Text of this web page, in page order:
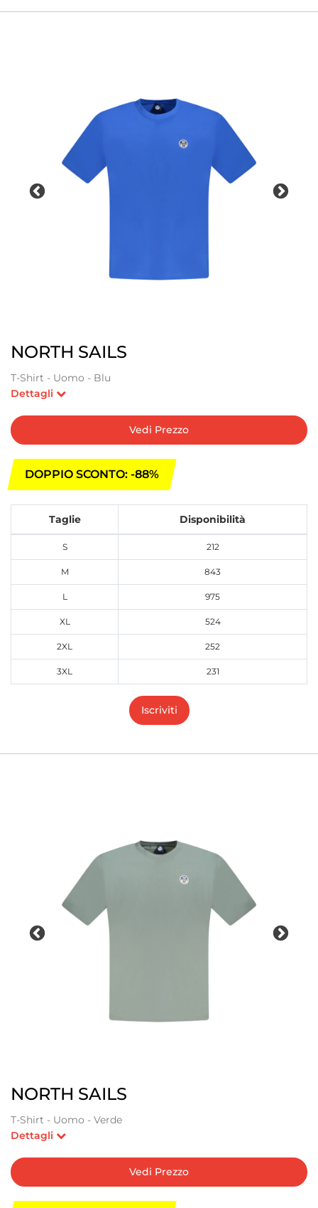
NORTH SAILS
T-Shirt - Uomo - Blu
Dettagli
Vedi Prezzo
DOPPIO SCONTO: -88%
Taglie Disponibilità
S 212
M 843
L 975
XL 524
2XL 252
3XL 231
Iscriviti
NORTH SAILS
T-Shirt - Uomo - Verde
Dettagli
Vedi Prezzo